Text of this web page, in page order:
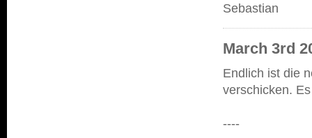
Sebastian
March 3rd
Endlich ist die
verschicken.
----